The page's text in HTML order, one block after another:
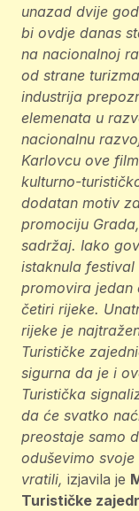
unazad dvije
bi ovdje danas
na nacionalnoj
od strane
industrija
elemenata u
nacionalnu
Karlovcu ove
kulturno-
dodatan motiv
promociju
sadržaj. Iako
istaknula
promovira jedan
četiri rijeke.
rijeke je
Turističke
sigurna da je i
Turistička
da će svatko
preostaje samo
oduševimo
vratili, izjavila je
Turističke